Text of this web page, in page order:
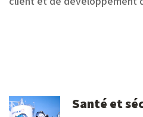
Santé et